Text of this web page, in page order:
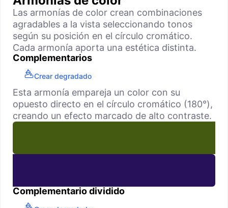
Las armonías de color crean combinaciones
agradables a la vista seleccionando tonos
según su posición en el círculo cromático.
Cada armonía aporta una estética distinta.
Complementarios
Crear degradado
Esta armonía empareja un color con su
opuesto directo en el círculo cromático (180°),
creando un efecto marcado de alto contraste.
Complementario dividido